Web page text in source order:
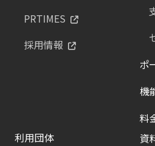
PRTIMES
採用情報
ポ
機
料
利用団体
資